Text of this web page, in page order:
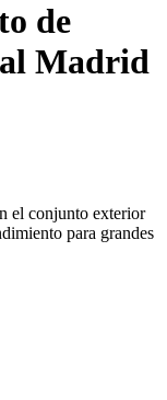
de
Madrid
el conjunto exterior
para grandes